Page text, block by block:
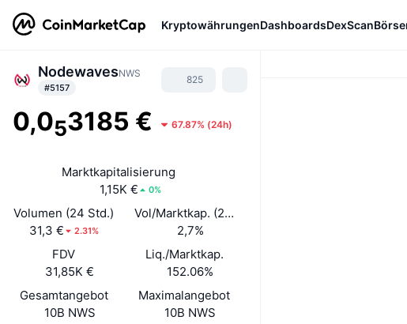
KryptowährungenDashboardsDexScan
NodewavesNWS
#5157
825
0,053185 € 67.87% (24h)
Marktkapitalisierung
1,15K €
0%
Volumen (24 Std.)
31,3 €
2.31%
Vol/Marktkap. (24 h)
2,7%
FDV
31,85K €
Liq./Marktkap.
152.06%
Gesamtangebot
10B NWS
Maximalangebot
10B NWS